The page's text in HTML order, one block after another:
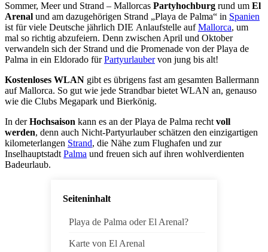
Sommer, Meer und Strand – Mallorcas Partyhochburg rund um El
Arenal und am dazugehörigen Strand „Playa de Palma“ in Spanien
ist für viele Deutsche jährlich DIE Anlaufstelle aufMallorca, um
mal so richtig abzufeiern. Denn zwischen April und Oktober
verwandeln sich der Strand und die Promenade von der Playa de
Palma in ein Eldorado fürPartyurlaubervon jung bis alt!
Kostenloses WLAN gibt es übrigens fast am gesamten Ballermann
auf Mallorca. So gut wie jede Strandbar bietet WLAN an, genauso
wie die Clubs Megapark und Bierkönig.
In derHochsaison kann es an der Playa de Palma recht voll
werden, denn auch Nicht-Partyurlauber schätzen den einzigartigen
kilometerlangen Strand, die Nähe zum Flughafen und zur
Inselhauptstadt Palma und freuen sich auf ihren wohlverdienten
Badeurlaub.
Seiteninhalt
Playa de Palma oder El Arenal?
Karte von El Arenal